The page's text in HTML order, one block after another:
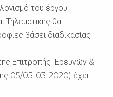
του έργου.
Τηλεματικής θα
βάσει διαδικασίας
Επιτροπής Ερευνών &
05/05-03-2020) έχει